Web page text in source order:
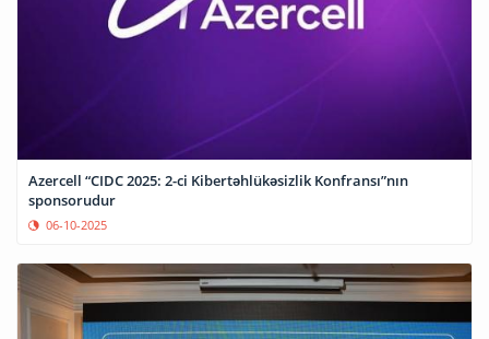
Azercell “CIDC 2025: 2-ci Kibertəhlükəsizlik Konfransı”nın
sponsorudur
06-10-2025